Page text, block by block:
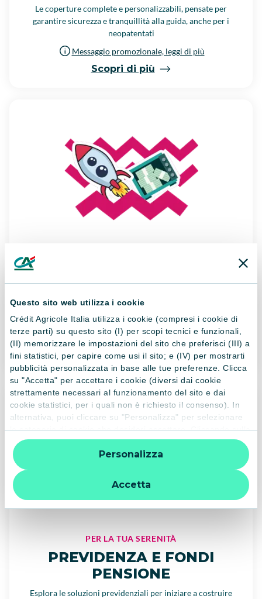
Questo sito web utilizza i cookie
Crédit Agricole Italia utilizza i cookie (compresi i cookie di
terze parti) su questo sito (I) per scopi tecnici e funzionali,
(II) memorizzare le impostazioni del sito che preferisci (III) a
fini statistici, per capire come usi il sito; e (IV) per mostrarti
pubblicità personalizzata in base alle tue preferenze. Clicca
su "Accetta" per accettare i cookie (diversi dai cookie
strettamente necessari al funzionamento del sito e dai
cookie statistici, per i quali non è richiesto il consenso). In
alternativa, puoi cliccare su "Personalizza" per selezionare
le categorie di cookie che desideri accettare. Cliccando sulla
“X” le impostazioni predefinite vengono lasciate invariate e
quindi la navigazione può continuare senza cookie o altri
strumenti di tracciamento diversi da quelli tecnici. Per
ulteriori informazioni:
informativa privacy
Accetta
Personalizza
Le coperture complete e personalizzabili, pensate per
garantire sicurezza e tranquillità alla guida, anche per i
neopatentati
Messaggio promozionale, leggi di più
Scopri di più
SMART ADVISORY
Le soluzioni flessibili per investire, anche con un Piano di
Accumulo (PAC)
Messaggio promozionale, leggi di più
Scopri di più
PER LA TUA SERENITÀ
PREVIDENZA E FONDI
PENSIONE
Esplora le soluzioni previdenziali per iniziare a costruire